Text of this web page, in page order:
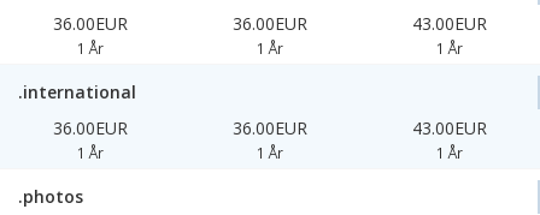
36.00EUR
1 År
36.00EUR
1 År
43.00EUR
1 År
.international
36.00EUR
1 År
36.00EUR
1 År
43.00EUR
1 År
.photos